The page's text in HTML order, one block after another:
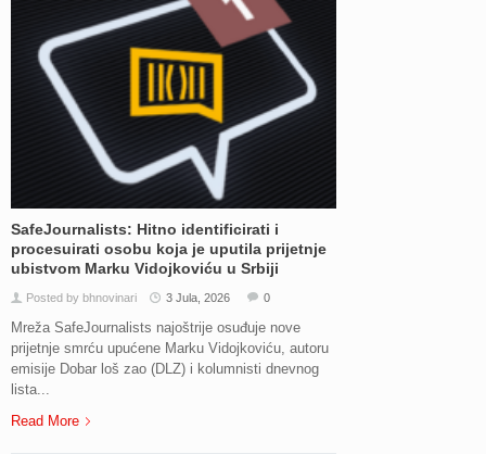
SafeJournalists: Hitno identificirati i
procesuirati osobu koja je uputila prijetnje
ubistvom Marku Vidojkoviću u Srbiji
Posted by bhnovinari 3 Jula, 2026 0
Mreža SafeJournalists najoštrije osuđuje nove
prijetnje smrću upućene Marku Vidojkoviću, autoru
emisije Dobar loš zao (DLZ) i kolumnisti dnevnog
lista...
Read More